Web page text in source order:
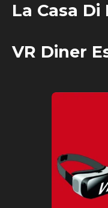
La Casa Di
VR Diner